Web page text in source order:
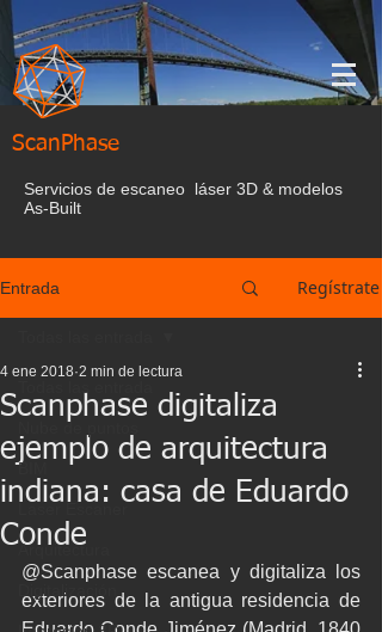
ScanPhase
Servicios de escaneo láser 3D & modelos
As-Built
Entrada Regístrate
Nube de puntos
BIM
Arquitectura
Digitalización
Scanphase digitaliza
ejemplo de arquitectura
indiana: casa de Eduardo
Conde
4 ene 2018 2 min de lectura
@Scanphase escanea y digitaliza los
exteriores de la antigua residencia de